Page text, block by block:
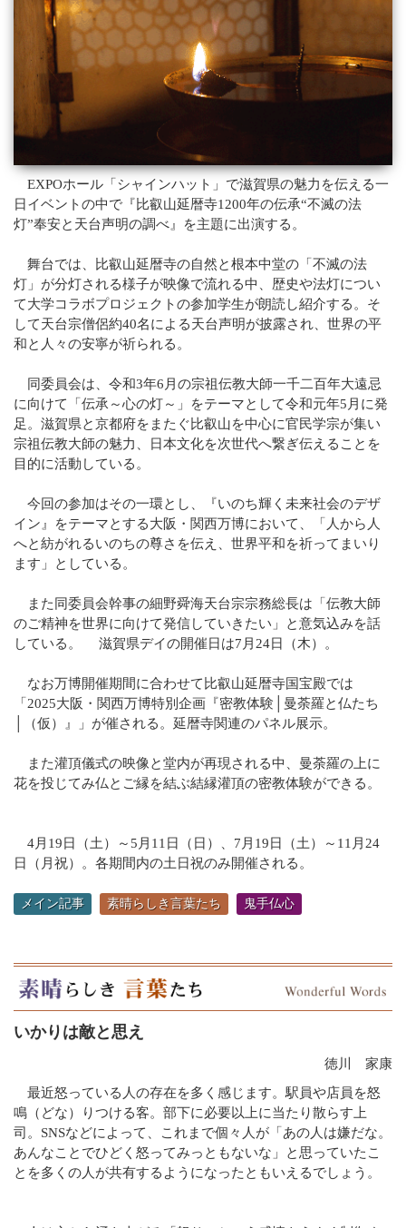
葬儀と供養について
Q&A
法話集
天台青少年比叡山の集いのご案内
天台宗務庁
一隅を照らす運動総本部
各地の宗務所
関連機関
サイトマップ
English
中文
한국어
EXPOホール「シャインハット」で滋賀県の魅力を伝える一
日イベントの中で『比叡山延暦寺1200年の伝承“不滅の法
灯”奉安と天台声明の調べ』を主題に出演する。
舞台では、比叡山延暦寺の自然と根本中堂の「不滅の法
灯」が分灯される様子が映像で流れる中、歴史や法灯につい
て大学コラボプロジェクトの参加学生が朗読し紹介する。そ
して天台宗僧侶約40名による天台声明が披露され、世界の平
和と人々の安寧が祈られる。
同委員会は、令和3年6月の宗祖伝教大師一千二百年大遠忌
に向けて「伝承～心の灯～」をテーマとして令和元年5月に発
足。滋賀県と京都府をまたぐ比叡山を中心に官民学宗が集い
宗祖伝教大師の魅力、日本文化を次世代へ繋ぎ伝えることを
目的に活動している。
今回の参加はその一環とし、『いのち輝く未来社会のデザ
イン』をテーマとする大阪・関西万博において、「人から人
へと紡がれるいのちの尊さを伝え、世界平和を祈ってまいり
ます」としている。
また同委員会幹事の細野舜海天台宗宗務総長は「伝教大師
のご精神を世界に向けて発信していきたい」と意気込みを話
している。 滋賀県デイの開催日は7月24日（木）。
なお万博開催期間に合わせて比叡山延暦寺国宝殿では
「2025大阪・関西万博特別企画『密教体験│曼荼羅と仏たち
│（仮）』」が催される。延暦寺関連のパネル展示。
また灌頂儀式の映像と堂内が再現される中、曼荼羅の上に
花を投じてみ仏とご縁を結ぶ結縁灌頂の密教体験ができる。
4月19日（土）～5月11日（日）、7月19日（土）～11月24
日（月祝）。各期間内の土日祝のみ開催される。
メイン記事 素晴らしき言葉たち 鬼手仏心
いかりは敵と思え
徳川 家康
最近怒っている人の存在を多く感じます。駅員や店員を怒
鳴（どな）りつける客。部下に必要以上に当たり散らす上
司。SNSなどによって、これまで個々人が「あの人は嫌だな。
あんなことでひどく怒ってみっともないな」と思っていたこ
とを多くの人が共有するようになったともいえるでしょう。